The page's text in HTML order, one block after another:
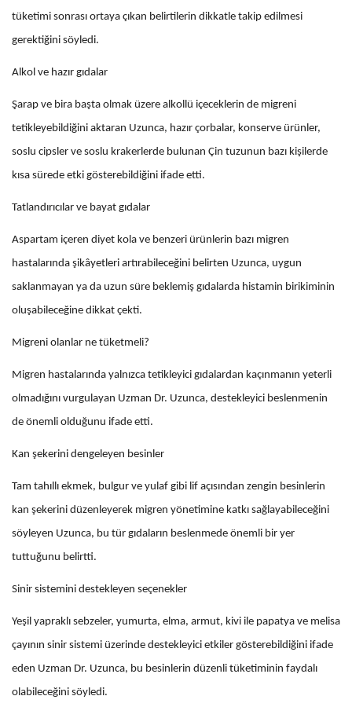
tüketimi sonrası ortaya çıkan belirtilerin dikkatle takip edilmesi
gerektiğini söyledi.
Alkol ve hazır gıdalar
Şarap ve bira başta olmak üzere alkollü içeceklerin de migreni
tetikleyebildiğini aktaran Uzunca, hazır çorbalar, konserve ürünler,
soslu cipsler ve soslu krakerlerde bulunan Çin tuzunun bazı kişilerde
kısa sürede etki gösterebildiğini ifade etti.
Tatlandırıcılar ve bayat gıdalar
Aspartam içeren diyet kola ve benzeri ürünlerin bazı migren
hastalarında şikâyetleri artırabileceğini belirten Uzunca, uygun
saklanmayan ya da uzun süre beklemiş gıdalarda histamin birikiminin
oluşabileceğine dikkat çekti.
Migreni olanlar ne tüketmeli?
Migren hastalarında yalnızca tetikleyici gıdalardan kaçınmanın yeterli
olmadığını vurgulayan Uzman Dr. Uzunca, destekleyici beslenmenin
de önemli olduğunu ifade etti.
Kan şekerini dengeleyen besinler
Tam tahıllı ekmek, bulgur ve yulaf gibi lif açısından zengin besinlerin
kan şekerini düzenleyerek migren yönetimine katkı sağlayabileceğini
söyleyen Uzunca, bu tür gıdaların beslenmede önemli bir yer
tuttuğunu belirtti.
Sinir sistemini destekleyen seçenekler
Yeşil yapraklı sebzeler, yumurta, elma, armut, kivi ile papatya ve melisa
çayının sinir sistemi üzerinde destekleyici etkiler gösterebildiğini ifade
eden Uzman Dr. Uzunca, bu besinlerin düzenli tüketiminin faydalı
olabileceğini söyledi.